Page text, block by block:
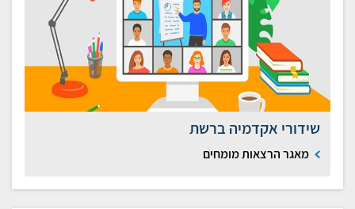
שידורי אקדמיה ברשת
מאגר הרצאות מומחים